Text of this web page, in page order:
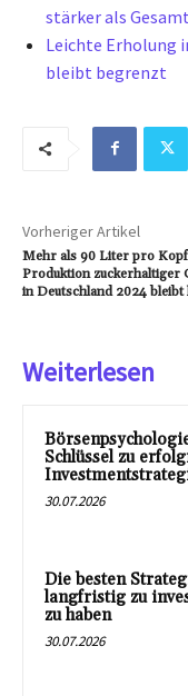
stärker als
Leichte Erholung
bleibt begrenzt
Vorheriger Artikel
Mehr als 90 Liter pro
Produktion zuckerhaltiger
in Deutschland 2024 bleibt
Weiterlesen
Schlüssel zu
30.07.2026
Die besten
langfristig zu
zu haben
30.07.2026